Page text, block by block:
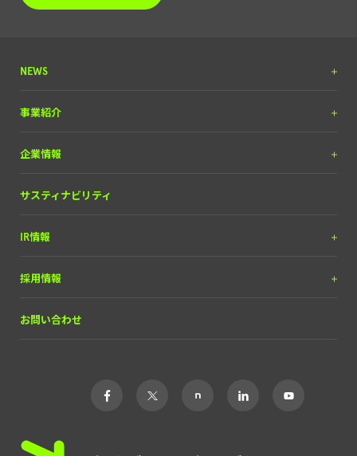
NEWS
プレスリリース
掲載実績
事業紹介
DX＆マーケティング
メディア＆ソリューション
企業情報
理念と経営方針
会社概要
サスティナビリティ
IR情報
IRライブラリー
株式について
採用情報
中途採用
カルチャー
お問い合わせ